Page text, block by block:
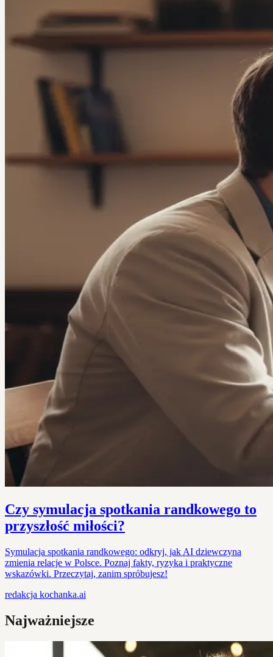
Czy symulacja spotkania randkowego to
przyszłość miłości?
Symulacja spotkania randkowego: odkryj, jak AI dziewczyna
zmienia relacje w Polsce. Poznaj fakty, ryzyka i praktyczne
wskazówki. Przeczytaj, zanim spróbujesz!
redakcja kochanka.ai
Najważniejsze